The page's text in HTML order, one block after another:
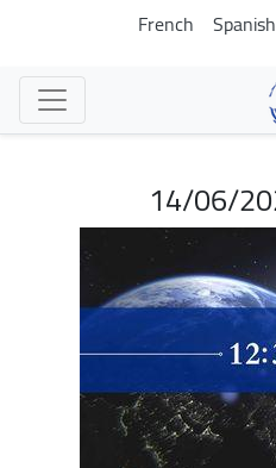
تجاوز
Spanish
French